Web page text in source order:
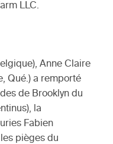
LLC.
Anne Claire
Qué.) a remporté
de Brooklyn du
la
Fabien
pièges du